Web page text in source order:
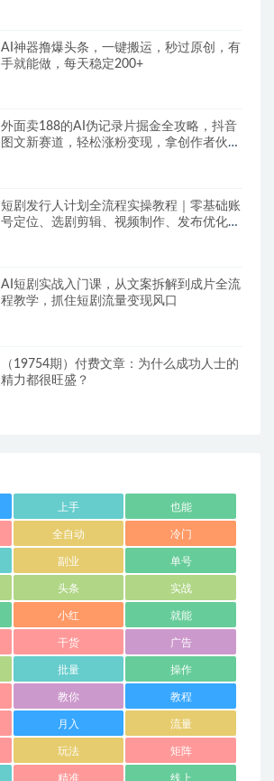
AI神器撸爆头条，一键搬运，秒过原创，有
手就能做，每天稳定200+
外面卖188的AI伪记录片掘金全攻略，抖音
图文新赛道，轻松涨粉变现，拿创作者伙伴
短剧发行人计划全流程实操教程｜零基础账
号定位、选剧剪辑、视频制作、发布优化一
AI短剧实战入门课，从文案拆解到成片全流
程教学，抓住短剧流量变现风口
（19754期）付费文章：为什么成功人士的
精力都很旺盛？
上手 也能
全自动 冷门
副业 单号
头条 实战
小红 就能
干货 广告
批量 操作
教你 教程
月入 流量
玩法 矩阵
精准 线上